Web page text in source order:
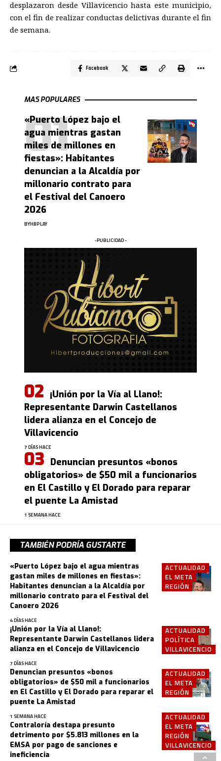
desplazaron desde Villavicencio hasta este municipio,
con el fin de realizar conductas delictivas durante el fin
de semana.
Facebook
MAS POPULARES
«Puerto López bajo el
agua mientras gastan
miles de millones en
fiestas»: Habitantes
denuncian a la Alcaldía por
millonario contrato para
el Festival del Canoero
2026
BYHBPLAY
-PUBLICIDAD -
¡Unión por la Vía al Llano!:
Representante Darwin Castellanos
lidera alianza en el Concejo de
Villavicencio
7 DÍAS HACE
Denuncian presuntos «bonos
obligatorios» de $50 mil a funcionarios
en El Castillo y El Dorado para reparar
el puente La Amistad
1 SEMANA HACE
TAMBIÉN PODRÍA GUSTARTE
ACTUALIDAD
EL META
REGIÓN
«Puerto López bajo el agua mientras
gastan miles de millones en fiestas»:
Habitantes denuncian a la Alcaldía por
millonario contrato para el Festival del
Canoero 2026
4 DÍAS HACE
ACTUALIDAD
POLÍTICA
VILLAVICENCIO
¡Unión por la Vía al Llano!:
Representante Darwin Castellanos lidera
alianza en el Concejo de Villavicencio
7 DÍAS HACE
ACTUALIDAD
EL META
REGIÓN
Denuncian presuntos «bonos
obligatorios» de $50 mil a funcionarios
en El Castillo y El Dorado para reparar el
puente La Amistad
1 SEMANA HACE
ACTUALIDAD
EL META
REGIÓN
VILLAVICENCIO
Contraloría destapa presunto
detrimento por $5.813 millones en la
EMSA por pago de sanciones e
ineficiencia